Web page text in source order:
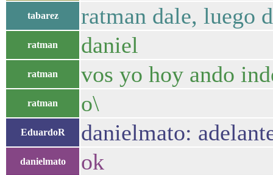
tabarez ratman dale, luego
ratman daniel
ratman vos yo hoy ando
ratman o\
EduardoR danielmato:
danielmato ok